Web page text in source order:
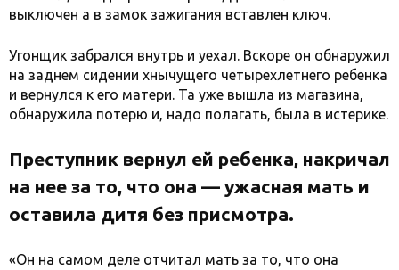
выключен а в замок зажигания вставлен ключ.
Угонщик забрался внутрь и уехал. Вскоре он обнаружил
на заднем сидении хнычущего четырехлетнего ребенка
и вернулся к его матери. Та уже вышла из магазина,
обнаружила потерю и, надо полагать, была в истерике.
Преступник вернул ей ребенка, накричал
на нее за то, что она — ужасная мать и
оставила дитя без присмотра.
«Он на самом деле отчитал мать за то, что она